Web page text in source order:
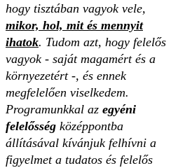
hogy tisztában vagyok vele,
mikor, hol, mit és mennyit
ihatok. Tudom azt, hogy felelős
vagyok - saját magamért és a
környezetért -, és ennek
megfelelően viselkedem.
Programunkkal az egyéni
felelősség középpontba
állításával kívánjuk felhívni a
figyelmet a tudatos és felelős